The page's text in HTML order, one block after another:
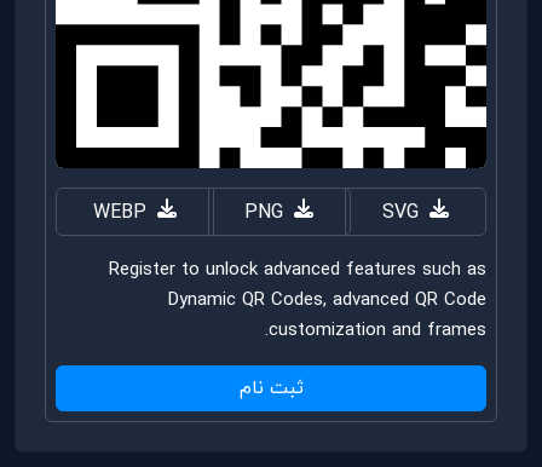
SVG
PNG
WEBP
Register to unlock advanced features such as
Dynamic QR Codes, advanced QR Code
customization and frames.
ثبت نام